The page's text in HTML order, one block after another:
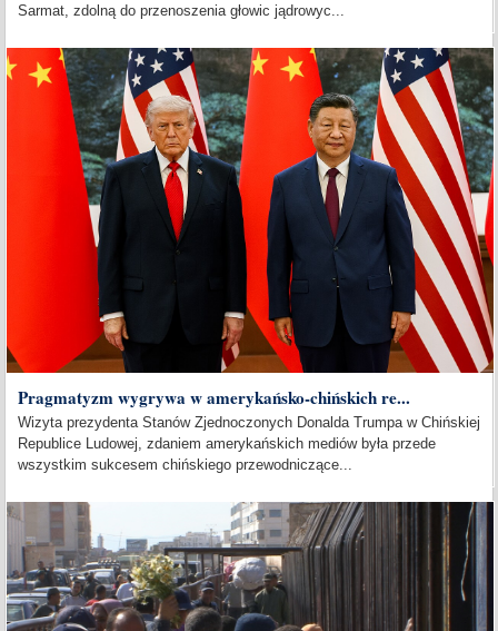
Sarmat, zdolną do przenoszenia głowic jądrowyc...
Pragmatyzm wygrywa w amerykańsko-chińskich re...
Wizyta prezydenta Stanów Zjednoczonych Donalda Trumpa w Chińskiej
Republice Ludowej, zdaniem amerykańskich mediów była przede
wszystkim sukcesem chińskiego przewodniczące...